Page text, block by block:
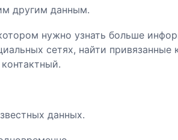
другим данным.
нужно узнать больше
сетях, найти привязанные
данных.